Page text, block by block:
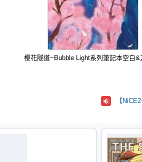
櫻花隧道~Bubble Light系列筆記本空白&
【